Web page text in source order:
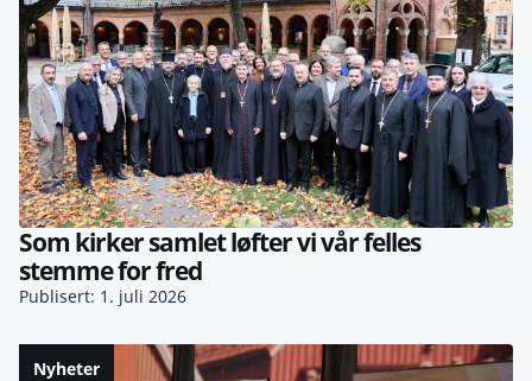
Som kirker samlet løfter vi vår felles
stemme for fred
Publisert: 1. juli 2026
Nyheter